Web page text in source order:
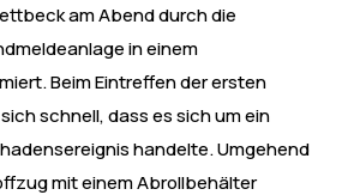
am Abend durch die
in einem
Beim Eintreffen der ersten
schnell, dass es sich um ein
handelte. Umgehend
mit einem Abrollbehälter